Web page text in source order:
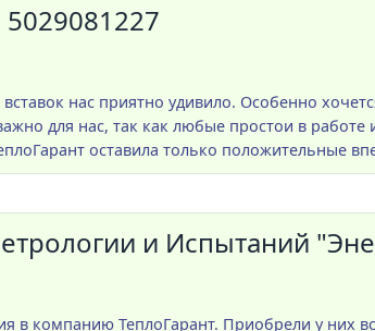
нас приятно удивило. Особенно
для нас, так как любые простои в
оставила только положительные
и Испытаний
компанию ТеплоГарант. Приобрели у них